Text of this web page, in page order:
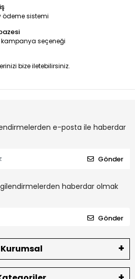
ödeme sistemi
kampanya seçeneği
bize iletebilirsiniz.
e-posta ile haberdar
Gönder
haberdar olmak
Gönder
Kurumsal